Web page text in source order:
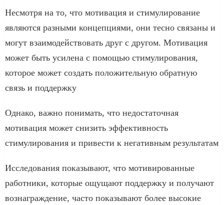
Несмотря на то, что мотивация и стимулирование
являются разными концепциями, они тесно связаны и
могут взаимодействовать друг с другом. Мотивация
может быть усилена с помощью стимулирования,
которое может создать положительную обратную
связь и поддержку
Однако, важно понимать, что недостаточная
мотивация может снизить эффективность
стимулирования и привести к негативным результатам
Исследования показывают, что мотивированные
работники, которые ощущают поддержку и получают
вознаграждение, часто показывают более высокие